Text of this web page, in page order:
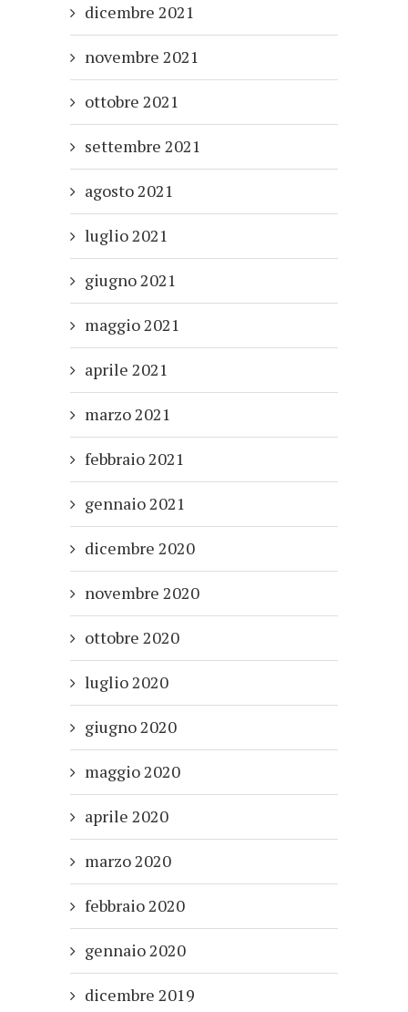
dicembre 2021
novembre 2021
ottobre 2021
settembre 2021
agosto 2021
luglio 2021
giugno 2021
maggio 2021
aprile 2021
marzo 2021
febbraio 2021
gennaio 2021
dicembre 2020
novembre 2020
ottobre 2020
luglio 2020
giugno 2020
maggio 2020
aprile 2020
marzo 2020
febbraio 2020
gennaio 2020
dicembre 2019